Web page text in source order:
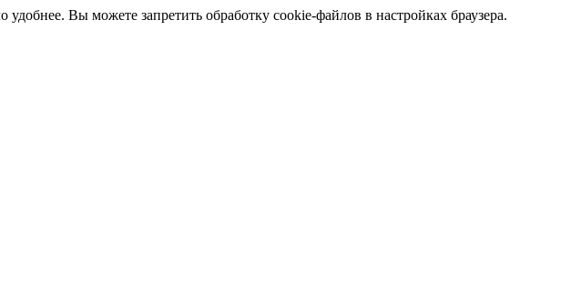
Вы можете запретить обработку cookie-файлов в настройках браузера.